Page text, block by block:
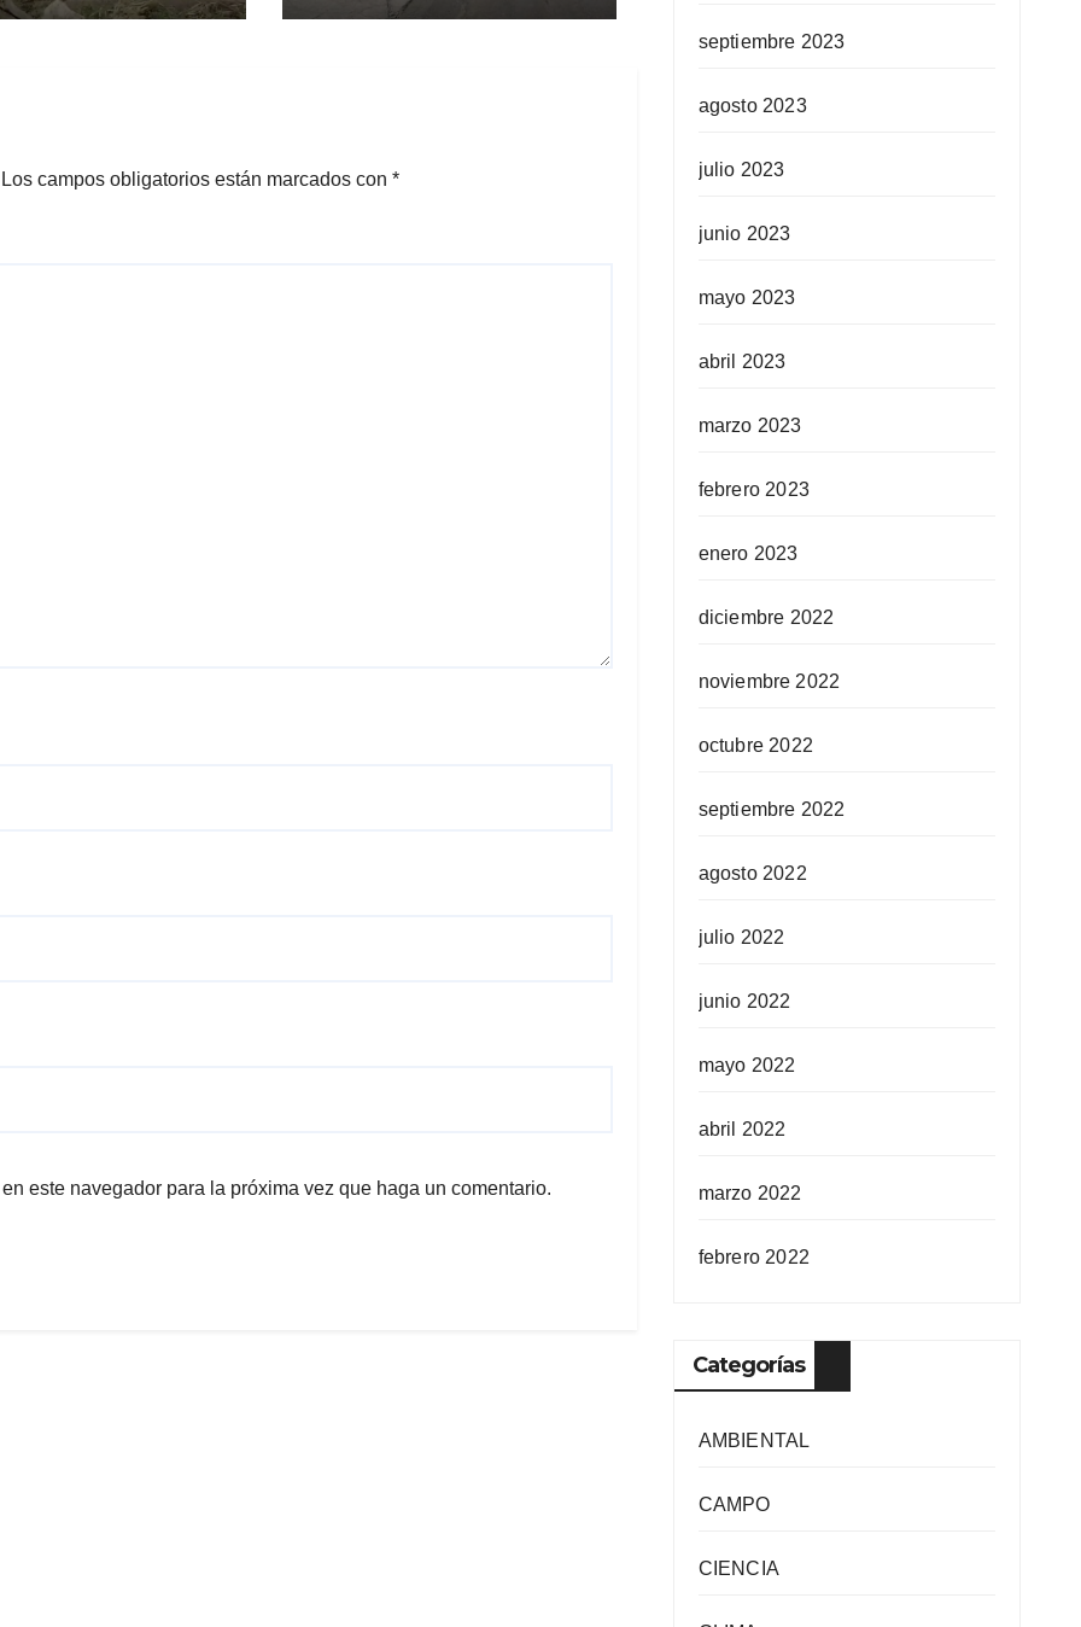
Cazahuates, en
Los campos obligatorios están marcados con *
este navegador para la próxima vez que haga un comentario.
septiembre 2023
agosto 2023
julio 2023
junio 2023
mayo 2023
abril 2023
marzo 2023
febrero 2023
enero 2023
diciembre 2022
noviembre 2022
octubre 2022
septiembre 2022
agosto 2022
julio 2022
junio 2022
mayo 2022
abril 2022
marzo 2022
febrero 2022
Categorías
AMBIENTAL
CAMPO
CIENCIA